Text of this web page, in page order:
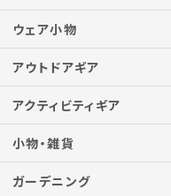
リュック･バックパック
ボディバッグ
ショルダーバッグ
トートバッグ
ボストン･トラベル
キャリーバッグ
バッグ一覧へ
ウェア小物
帽子
ネックウェア
手袋
エプロン
ベルト
靴下
時計
サングラス
ウェア小物一覧へ
アウトドアギア
テント･タープ
寝具（シュラフ・マット）
テーブル・チェア
ランタン･ライト
クーラーボックス
水筒･ボトル
焚き火台・グリル
燃焼器具・燃料
ナイフ・刃物
調理器具
食器・カトラリー
ボックス・コンテナ
アウトドアギア一覧へ
アクティビティギア
ストック・トレッキングポール
クライミング
ウィンター
マリン
釣り
サウナ
フィットネス・ヨガ
E-BIKE
アクティビティギア一覧へ
小物・雑貨
財布・ケース
スマホ関連
タオル・ブランケット・ハンカチ
敷物・カバー
傘
ステッカー
玩具・ホビー
虫除けグッズ
救急・日用品
ファン・扇風機
小物・雑貨一覧へ
ガーデニング